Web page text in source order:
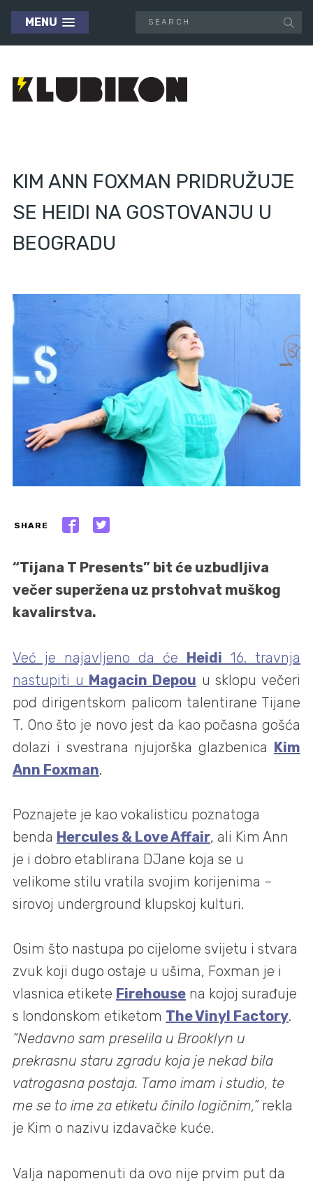
MENU
KIM ANN FOXMAN PRIDRUŽUJE
SE HEIDI NA GOSTOVANJU U
BEOGRADU
SHARE
“Tijana T Presents” bit će uzbudljiva
večer superžena uz prstohvat muškog
kavalirstva.
Već je najavljeno da će Heidi 16. travnja
nastupiti u Magacin Depou u sklopu večeri
pod dirigentskom palicom talentirane Tijane
T. Ono što je novo jest da kao počasna gošća
dolazi i svestrana njujorška glazbenica Kim
Ann Foxman.
Poznajete je kao vokalisticu poznatoga
benda Hercules & Love Affair, ali Kim Ann
je i dobro etablirana DJane koja se u
velikome stilu vratila svojim korijenima –
sirovoj underground klupskoj kulturi.
Osim što nastupa po cijelome svijetu i stvara
zvuk koji dugo ostaje u ušima, Foxman je i
vlasnica etikete Firehouse na kojoj surađuje
s londonskom etiketom The Vinyl Factory.
“Nedavno sam preselila u Brooklyn u
prekrasnu staru zgradu koja je nekad bila
vatrogasna postaja. Tamo imam i studio, te
me se to ime za etiketu činilo logičnim,”rekla
je Kim o nazivu izdavačke kuće.
Valja napomenuti da ovo nije prvim put da